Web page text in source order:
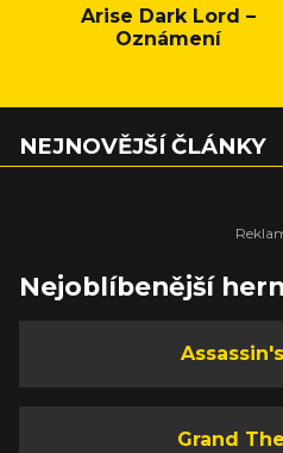
Arise Dark Lord –
Oznámení
NEJNOVĚJŠÍ ČLÁNKY
Nejoblíbenější
Grand